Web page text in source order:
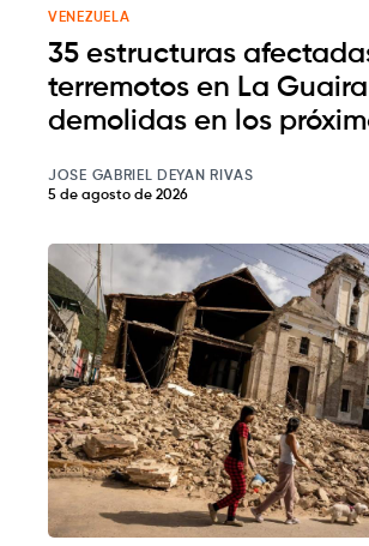
VENEZUELA
35 estructuras
terremotos en La
demolidas en los
JOSE GABRIEL DEYAN RIVAS
5 de agosto de 2026